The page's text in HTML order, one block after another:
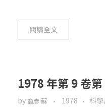
閱讀全文
1978 年第 9 卷
by 裔彥 蘇 1978 科